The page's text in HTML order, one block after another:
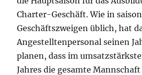
Charter-Geschäft. Wie in
Geschäftszweigen üblich, hat
Angestelltenpersonal seinen
planen, dass im
Jahres die gesamte